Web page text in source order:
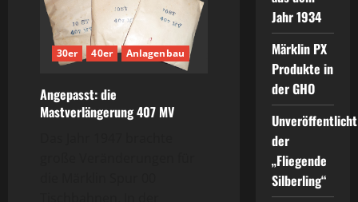
30er 40er Anlagenbau
Angepasst: die
Mastverlängerung 407 MV
Jahr 1934
Märklin PX
Produkte in
der GHO
der
„Fliegende
Silberling“